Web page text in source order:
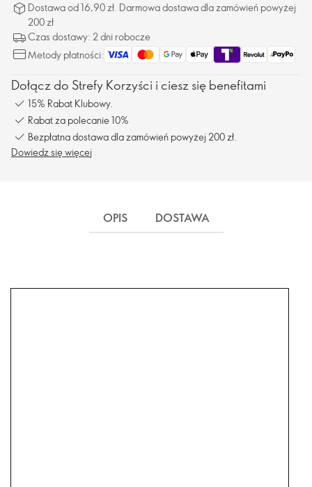
Dostawa od 16,90 zł. Darmowa dostawa dla zamówień powyżej
200 zł
Czas dostawy: 2 dni robocze
Metody płatności:
Dołącz do Strefy Korzyści i ciesz się benefitami
15% Rabat Klubowy.
Rabat za polecanie 10%
Bezpłatna dostawa dla zamówień powyżej 200 zł.
Dowiedz się więcej
OPIS DOSTAWA